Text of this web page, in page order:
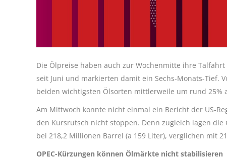
Die Ölpreise haben auch zur Wochenmitte ihre
seit Juni und markierten damit ein Sechs-Monats-Tief.
beiden wichtigsten Ölsorten mittlerweile um rund 25%
Am Mittwoch konnte nicht einmal ein Bericht der US-
den Kursrutsch nicht stoppen. Denn zugleich lagen
bei 218,2 Millionen Barrel (a 159 Liter), verglichen mit
OPEC-Kürzungen können Ölmärkte nicht stabilisieren